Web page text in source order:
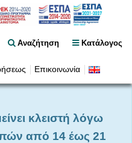
Κατάλογος
Αναζήτηση
Επικοινωνία
κλειστή λόγω
από 14 έως 21